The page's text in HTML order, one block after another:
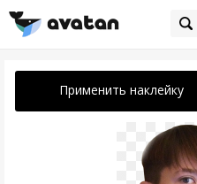
Применить наклейку